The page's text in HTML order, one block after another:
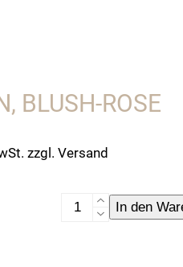
BLUSH-ROSE
zzgl. Versand
Tischset,
Leinen,
In den